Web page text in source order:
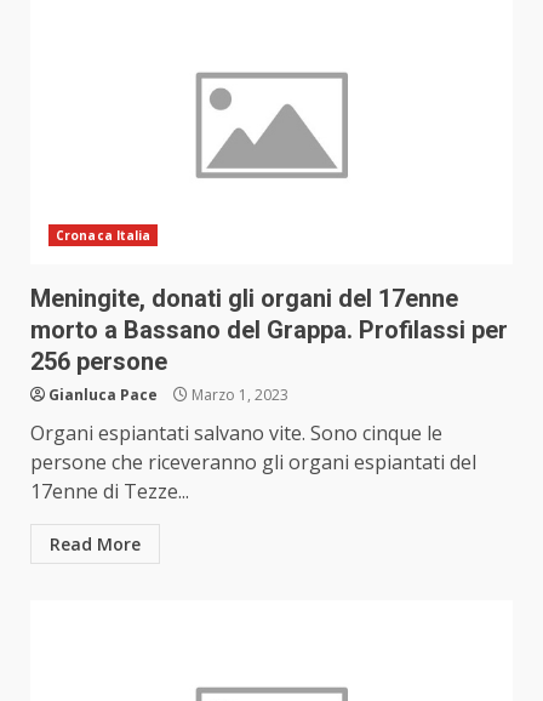
Cronaca Italia
Meningite, donati gli organi del 17enne
morto a Bassano del Grappa. Profilassi per
256 persone
Gianluca Pace Marzo 1, 2023
Organi espiantati salvano vite. Sono cinque le
persone che riceveranno gli organi espiantati del
17enne di Tezze...
Read More